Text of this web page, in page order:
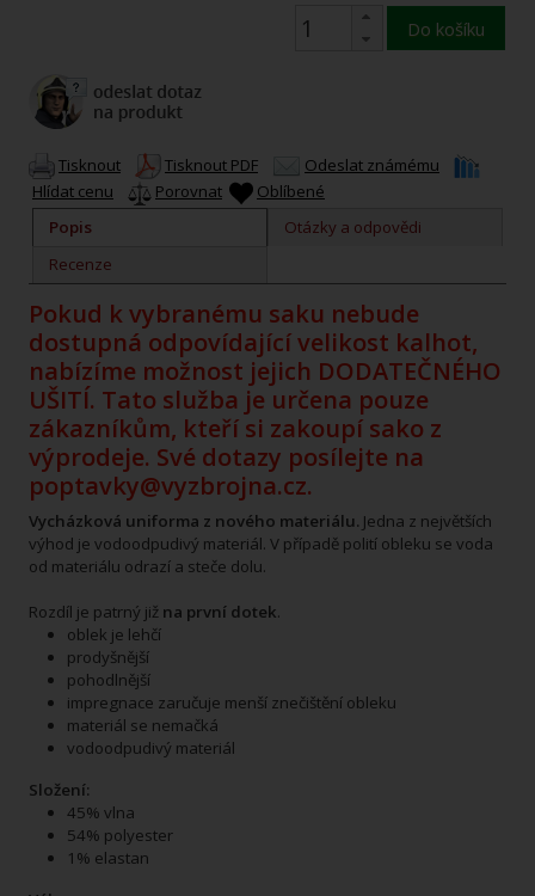
Do košíku
Tisknout Tisknout PDF
Odeslat známému
Hlídat cenu
Porovnat
Oblíbené
Popis
Otázky a odpovědi
Recenze
Pokud k vybranému saku nebude
dostupná odpovídající velikost kalhot,
nabízíme možnost jejich DODATEČNÉHO
UŠITÍ. Tato služba je určena pouze
zákazníkům, kteří si zakoupí sako z
výprodeje. Své dotazy posílejte na
poptavky@vyzbrojna.cz.
Vycházková uniforma z nového materiálu. Jedna z největších
výhod je vodoodpudivý materiál. V případě polití obleku se voda
od materiálu odrazí a steče dolu.
Rozdíl je patrný již na první dotek.
oblek je lehčí
prodyšnější
pohodlnější
impregnace zaručuje menší znečištění obleku
materiál se nemačká
vodoodpudivý materiál
Složení:
45% vlna
54% polyester
1% elastan